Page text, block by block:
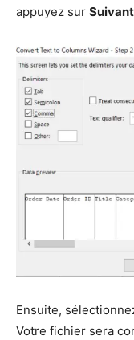
appuyez sur Suivant
Ensuite,
Votre fichier sera